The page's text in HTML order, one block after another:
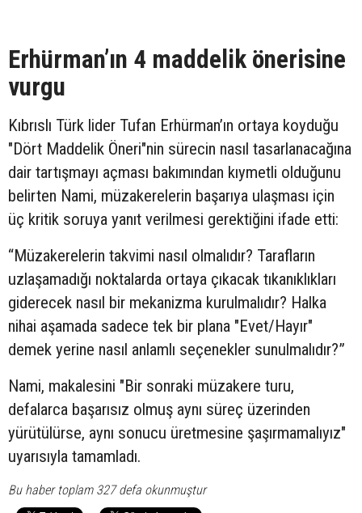
Erhürman’ın 4 maddelik önerisine
vurgu
Kıbrıslı Türk lider Tufan Erhürman’ın ortaya koyduğu
"Dört Maddelik Öneri"nin sürecin nasıl tasarlanacağına
dair tartışmayı açması bakımından kıymetli olduğunu
belirten Nami, müzakerelerin başarıya ulaşması için
üç kritik soruya yanıt verilmesi gerektiğini ifade etti:
“Müzakerelerin takvimi nasıl olmalıdır? Tarafların
uzlaşamadığı noktalarda ortaya çıkacak tıkanıklıkları
giderecek nasıl bir mekanizma kurulmalıdır? Halka
nihai aşamada sadece tek bir plana "Evet/Hayır"
demek yerine nasıl anlamlı seçenekler sunulmalıdır?”
Nami, makalesini "Bir sonraki müzakere turu,
defalarca başarısız olmuş aynı süreç üzerinden
yürütülürse, aynı sonucu üretmesine şaşırmamalıyız"
uyarısıyla tamamladı.
Bu haber toplam 327 defa okunmuştur